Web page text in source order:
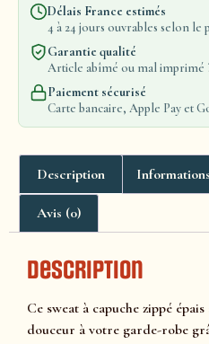
Délais France estimés
4 à 24 jours ouvrables selon le
Garantie qualité
Article abîmé ou mal imprimé
Paiement sécurisé
Carte bancaire, Apple Pay et
Description
Avis (0)
Description
Ce sweat à capuche zippé
douceur à votre garde-robe